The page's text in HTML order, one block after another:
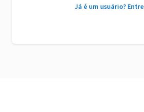
Já é um usuário? Entre